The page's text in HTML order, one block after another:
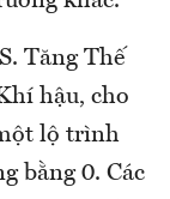
Tăng Thế
hậu, cho
lộ trình
bằng 0. Các